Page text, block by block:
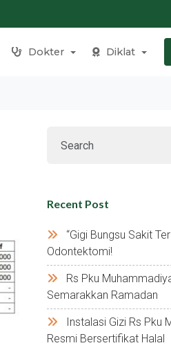
Dokter Diklat
Recent Post
“gigi Bungsu Sakit
Odontektomi!
Rs Pku
Semarakkan Ramadan
Instalasi Gizi Rs Pku
Resmi Bersertifikat Halal